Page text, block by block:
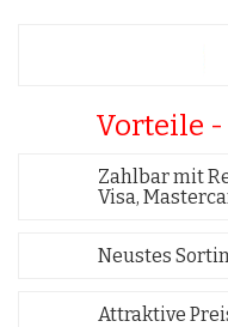
Vorteile
Zahlbar mit
Visa,
Neustes
Attraktive